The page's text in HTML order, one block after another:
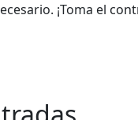
¡Toma el